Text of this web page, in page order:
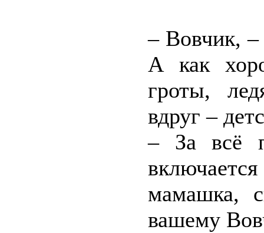
– Вовчик,
А как
гроты,
вдруг –
– За всё
мамашка,
вашему